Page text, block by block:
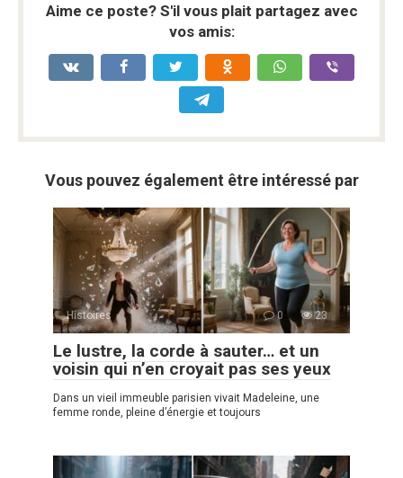
Aime ce poste? S'il vous plait partagez avec
vos amis:
Vous pouvez également être intéressé par
Histoires 0 23
Le lustre, la corde à sauter… et un
voisin qui n’en croyait pas ses yeux
Dans un vieil immeuble parisien vivait Madeleine, une
femme ronde, pleine d’énergie et toujours